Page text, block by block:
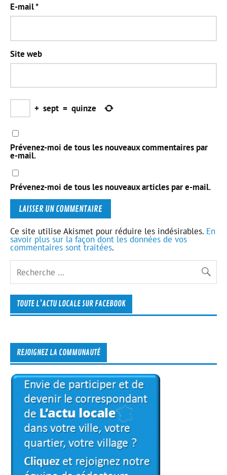
E-mail*
Site web
+ sept = quinze
Prévenez-moi de tous les nouveaux commentaires par
e-mail.
Prévenez-moi de tous les nouveaux articles par e-mail.
Ce site utilise Akismet pour réduire les indésirables. En
savoir plus sur la façon dont les données de vos
commentaires sont traitées.
TOUTE L’ACTU LOCALE SUR FACEBOOK
REJOIGNEZ LA COMMUNAUTÉ